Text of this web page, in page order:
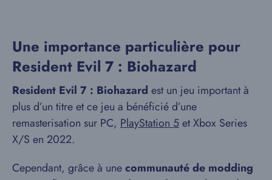
Une importance particulière pour
Resident Evil 7 : Biohazard
Resident Evil 7 : Biohazard est un jeu important à
plus d’un titre et ce jeu a bénéficié d’une
remasterisation sur PC, PlayStation 5et Xbox Series
X/S en 2022.
Cependant, grâce à unecommunauté de modding